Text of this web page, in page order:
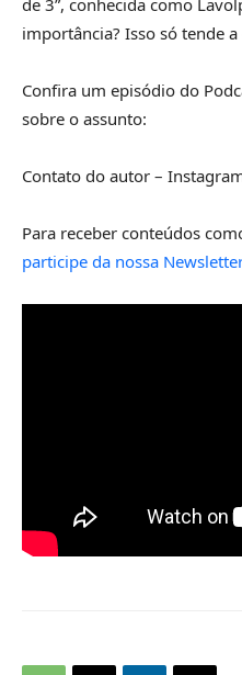
de 3”, conhecida como
importância? Isso só tende
Confira um episódio do
sobre o assunto:
Contato do autor –
Para receber conteúdos
participe da nossa